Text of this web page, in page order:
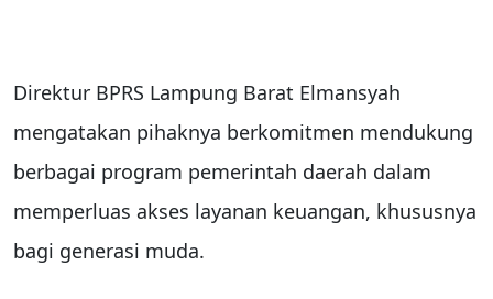
Direktur BPRS Lampung Barat Elmansyah
mengatakan pihaknya berkomitmen mendukung
berbagai program pemerintah daerah dalam
memperluas akses layanan keuangan, khususnya
bagi generasi muda.